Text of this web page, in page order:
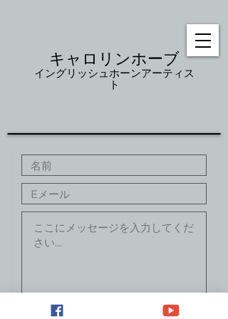
キャロリンホーブ
イングリッシュホーンアーティス
ト
参加する